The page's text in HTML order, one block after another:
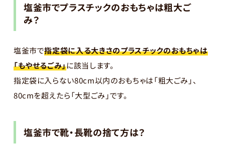
塩釜市でプラスチックのおもちゃは粗大ご
み？
塩釜市で指定袋に入る大きさのプラスチックのおもちゃは
「もやせるごみ」に該当します。
指定袋に入らない80cm以内のおもちゃは「粗大ごみ」、
80cmを超えたら「大型ごみ」です。
塩釜市で靴・長靴の捨て方は？